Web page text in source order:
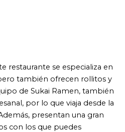
restaurante se especializa en
también ofrecen rollitos y
de Sukai Ramen, también
por lo que viaja desde la
presentan una gran
con los que puedes